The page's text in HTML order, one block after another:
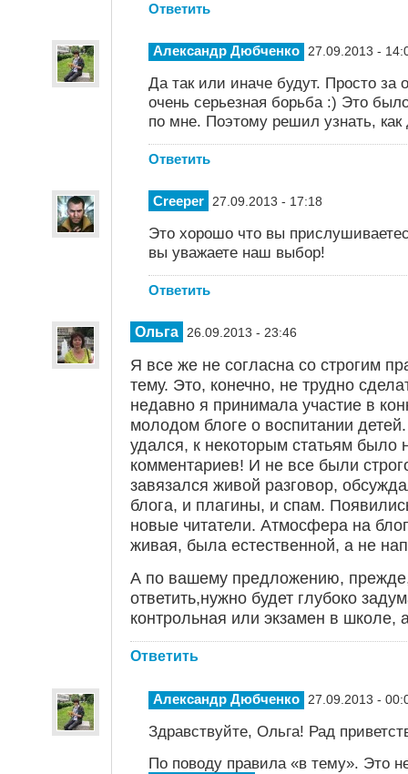
Ответить
Александр Дюбченко 27.09.2013 -
Да так или иначе будут. Просто
очень серьезная борьба :) Это
по мне. Поэтому решил узнать,
Ответить
Creeper 27.09.2013 - 17:18
Это хорошо что вы
вы уважаете наш выбор!
Ответить
Ольга 26.09.2013 - 23:46
Я все же не согласна со строгим
тему. Это, конечно, не трудно
недавно я принимала участие в
молодом блоге о воспитании
удался, к некоторым статьям было
комментариев! И не все были
завязался живой разговор,
блога, и плагины, и спам.
новые читатели. Атмосфера на
живая, была естественной, а не
А по вашему предложению,
ответить,нужно будет глубоко
контрольная или экзамен в школе,
Ответить
Александр Дюбченко 27.09.2013 -
Здравствуйте, Ольга! Рад
По поводу правила «в тему». Это